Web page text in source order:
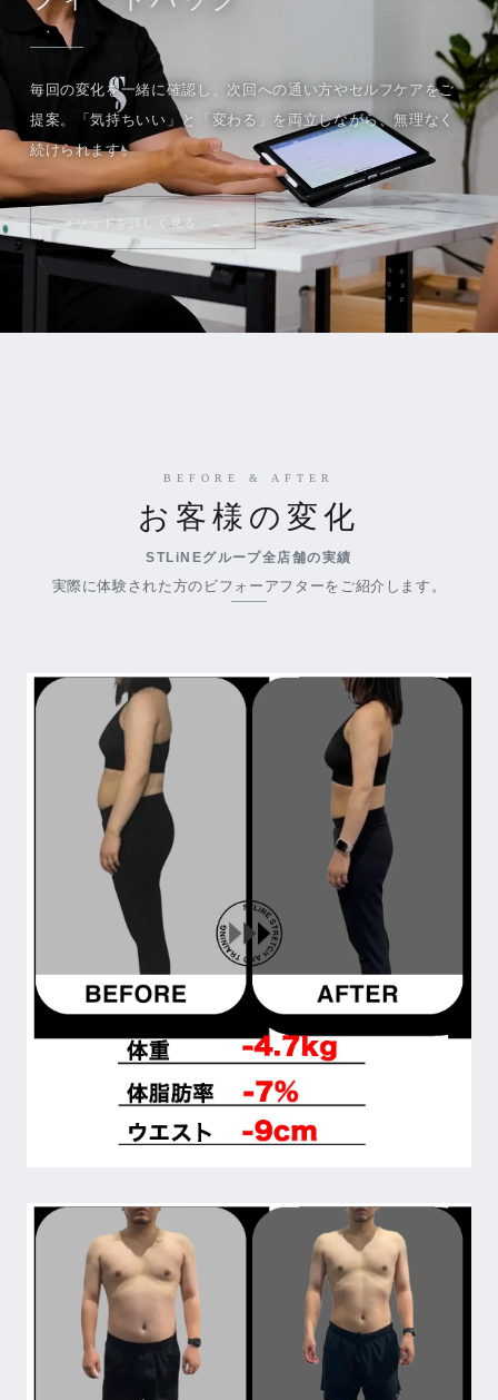
毎回の変化を一緒に確認し、次回への通い方やセルフケアをご
提案。「気持ちいい」と「変わる」を両立しながら、無理なく
続けられます。
メソッドを詳しく見る
BEFORE & AFTER
お客様の変化
STLiNEグループ全店舗の実績
実際に体験された方のビフォーアフターをご紹介します。